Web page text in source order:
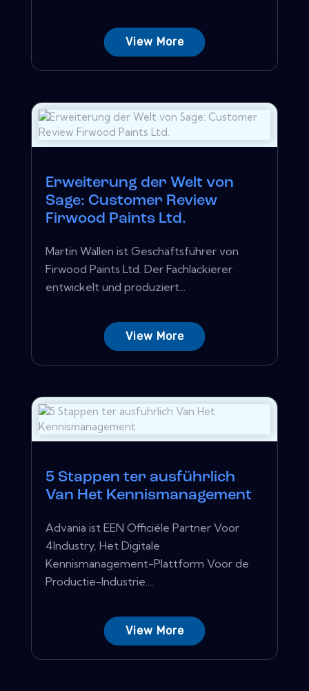
View More
Erweiterung der Welt von
Sage: Customer Review
Firwood Paints Ltd.
Martin Wallen ist Geschäftsführer von
Firwood Paints Ltd. Der Fachlackierer
entwickelt und produziert...
View More
5 Stappen ter ausführlich
Van Het Kennismanagement
Advania ist EEN Officiële Partner Voor
4Industry, Het Digitale
Kennismanagement-Plattform Voor de
Productie-Industrie....
View More